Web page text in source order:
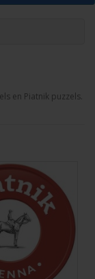
en Piatnik puzzels.